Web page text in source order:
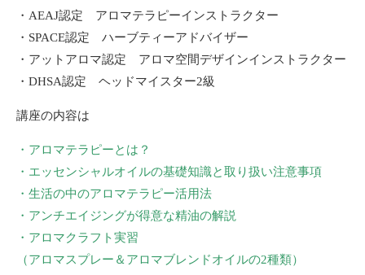
・AEAJ認定 アロマテラピーインストラクター
・SPACE認定 ハーブティーアドバイザー
・アットアロマ認定 アロマ空間デザインインストラクター
・DHSA認定 ヘッドマイスター2級
講座の内容は
・アロマテラピーとは？
・エッセンシャルオイルの基礎知識と取り扱い注意事項
・生活の中のアロマテラピー活用法
・アンチエイジングが得意な精油の解説
・アロマクラフト実習
（アロマスプレー＆アロマブレンドオイルの2種類）